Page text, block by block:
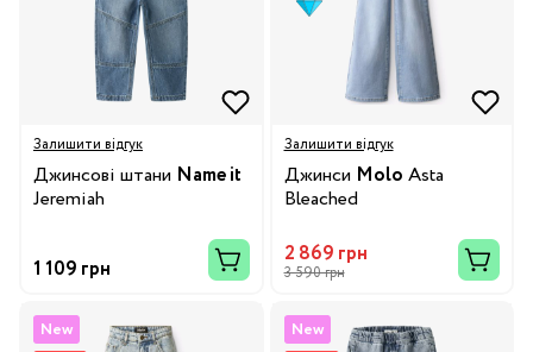
Залишити відгук
Джинсові штани Name it
Jeremiah
1 109 грн
Залишити відгук
Джинси Molo Asta
Bleached
2 869 грн
3 590 грн
New New